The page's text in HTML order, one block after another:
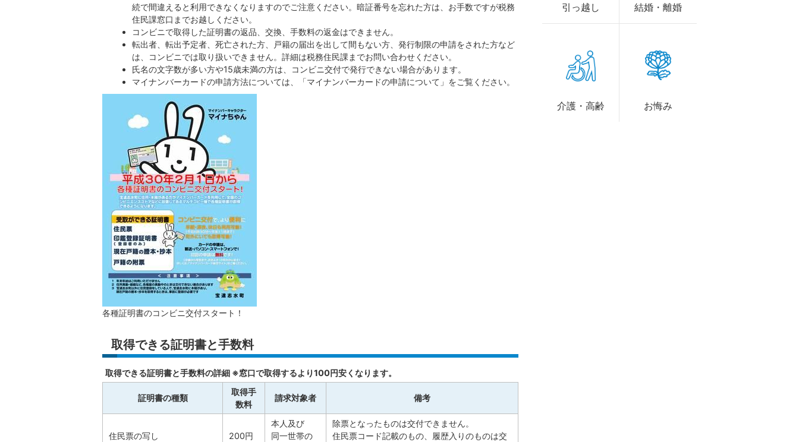
続で間違えると利用できなくなりますのでご注意ください。暗証番号を忘れた方は、お手数ですが税務
住民課窓口までお越しください。
コンビニで取得した証明書の返品、交換、手数料の返金はできません。
転出者、転出予定者、死亡された方、戸籍の届出を出して間もない方、発行制限の申請をされた方など
は、コンビニでは取り扱いできません。詳細は税務住民課までお問い合わせください。
氏名の文字数が多い方や15歳未満の方は、コンビニ交付で発行できない場合があります。
マイナンバーカードの申請方法については、「マイナンバーカードの申請について」をご覧ください。
各種証明書のコンビニ交付スタート！
取得できる証明書と手数料
取得できる証明書と手数料の詳細 ※窓口で取得するより100円安くなります。
証明書の種類
取得手
数料
請求対象者 備考
住民票の写し 200円
本人及び
同一世帯の
除票となったものは交付できません。
住民票コード記載のもの、履歴入りのものは交
引っ越し 結婚・離婚
介護・高齢 お悔み